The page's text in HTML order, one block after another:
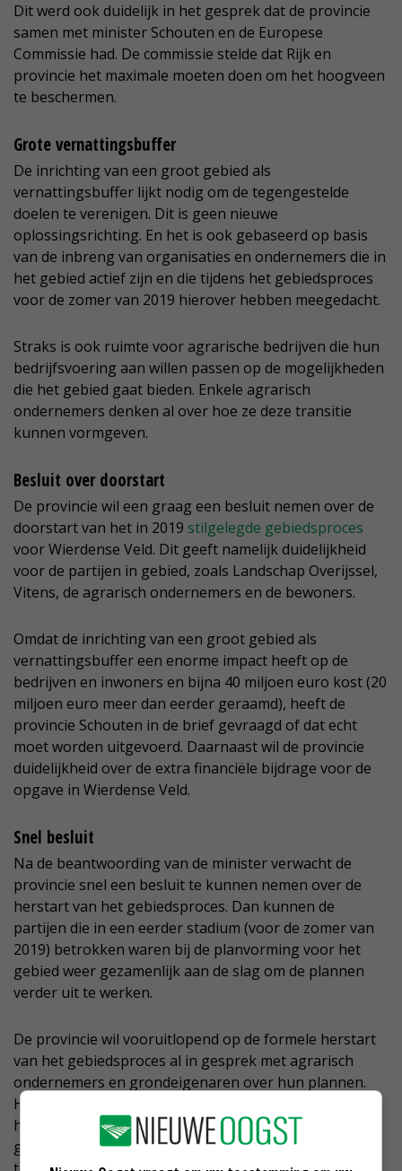
Dit werd ook duidelijk in het gesprek dat de provincie
samen met minister Schouten en de Europese
Commissie had. De commissie stelde dat Rijk en
provincie het maximale moeten doen om het hoogveen
te beschermen.
Grote vernattingsbuffer
De inrichting van een groot gebied als
vernattingsbuffer lijkt nodig om de tegengestelde
doelen te verenigen. Dit is geen nieuwe
oplossingsrichting. En het is ook gebaseerd op basis
van de inbreng van organisaties en ondernemers die in
het gebied actief zijn en die tijdens het gebiedsproces
voor de zomer van 2019 hierover hebben meegedacht.
Straks is ook ruimte voor agrarische bedrijven die hun
bedrijfsvoering aan willen passen op de mogelijkheden
die het gebied gaat bieden. Enkele agrarisch
ondernemers denken al over hoe ze deze transitie
kunnen vormgeven.
Besluit over doorstart
De provincie wil een graag een besluit nemen over de
doorstart van het in 2019 stilgelegde gebiedsproces
voor Wierdense Veld. Dit geeft namelijk duidelijkheid
voor de partijen in gebied, zoals Landschap Overijssel,
Vitens, de agrarisch ondernemers en de bewoners.
Omdat de inrichting van een groot gebied als
vernattingsbuffer een enorme impact heeft op de
bedrijven en inwoners en bijna 40 miljoen euro kost (20
miljoen euro meer dan eerder geraamd), heeft de
provincie Schouten in de brief gevraagd of dat echt
moet worden uitgevoerd. Daarnaast wil de provincie
duidelijkheid over de extra financiële bijdrage voor de
opgave in Wierdense Veld.
Snel besluit
Na de beantwoording van de minister verwacht de
provincie snel een besluit te kunnen nemen over de
herstart van het gebiedsproces. Dan kunnen de
partijen die in een eerder stadium (voor de zomer van
2019) betrokken waren bij de planvorming voor het
gebied weer gezamenlijk aan de slag om de plannen
verder uit te werken.
De provincie wil vooruitlopend op de formele herstart
van het gebiedsproces al in gesprek met agrarisch
ondernemers en grondeigenaren over hun plannen.
Hun toekomstperspectief is al lange tijd onzeker, stelt
het provinciebestuur. De resultaten van deze
gesprekken moeten ook als input dienen voor de